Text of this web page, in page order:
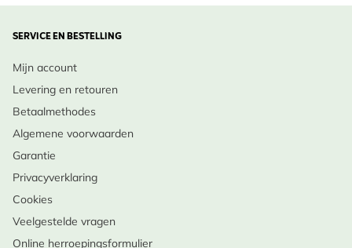
SERVICE EN BESTELLING
Mijn account
Levering en retouren
Betaalmethodes
Algemene voorwaarden
Garantie
Privacyverklaring
Cookies
Veelgestelde vragen
Online herroepingsformulier